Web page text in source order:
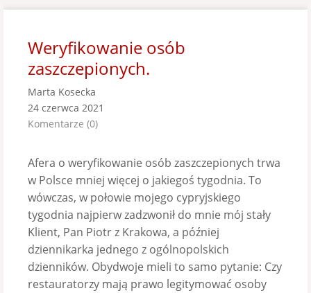
Weryfikowanie osób
zaszczepionych.
Marta Kosecka
24 czerwca 2021
Komentarze (0)
Afera o weryfikowanie osób zaszczepionych trwa
w Polsce mniej więcej o jakiegoś tygodnia. To
wówczas, w połowie mojego cypryjskiego
tygodnia najpierw zadzwonił do mnie mój stały
Klient, Pan Piotr z Krakowa, a później
dziennikarka jednego z ogólnopolskich
dzienników. Obydwoje mieli to samo pytanie: Czy
restauratorzy mają prawo legitymować osoby